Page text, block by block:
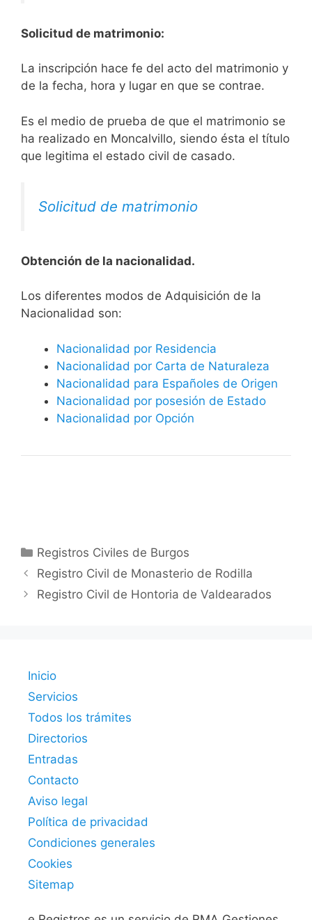
Solicitud de matrimonio:
La inscripción hace fe del acto del matrimonio y
de la fecha, hora y lugar en que se contrae.
Es el medio de prueba de que el matrimonio se
ha realizado en Moncalvillo, siendo ésta el título
que legitima el estado civil de casado.
Solicitud de matrimonio
Obtención de la nacionalidad.
​​​Los diferentes modos de Adquisición de la
Nacionalidad son:
Nacionalidad por Residencia
Nacionalidad por Carta de Naturaleza
Nacionalidad para Españoles de Origen
Nacionalidad por posesión de Estado
Nacionalidad por Opción
Categorías
Registros Civiles de Burgos
Registro Civil de Monasterio de Rodilla
Registro Civil de Hontoria de Valdearados
Inicio
Servicios
Todos los trámites
Directorios
Entradas
Contacto
Aviso legal
Política de privacidad
Condiciones generales
Cookies
Sitemap